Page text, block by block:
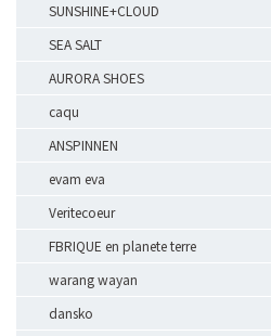
SUNSHINE+CLOUD
SEA SALT
AURORA SHOES
caqu
ANSPINNEN
evam eva
Veritecoeur
FBRIQUE en planete terre
warang wayan
dansko